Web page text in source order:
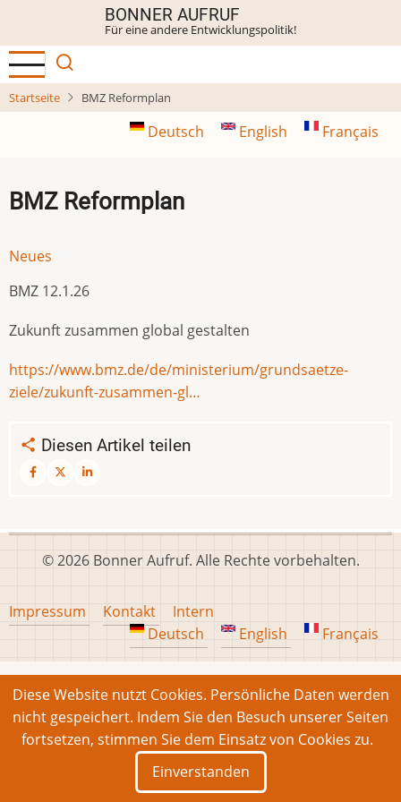
Inhalt
BONNER AUFRUF
Für eine andere Entwicklungspolitik!
Startseite BMZ Reformplan
Deutsch English Français
BMZ Reformplan
Neues
BMZ 12.1.26
Zukunft zusammen global gestalten
https://www.bmz.de/de/ministerium/grundsaetze-
ziele/zukunft-zusammen-gl…
Diesen Artikel teilen
© 2026 Bonner Aufruf. Alle Rechte vorbehalten.
Footer
menu
Impressum Kontakt
Intern
Deutsch
English Français
Diese Website nutzt Cookies. Persönliche Daten werden
nicht gespeichert. Indem Sie den Besuch unserer Seiten
fortsetzen, stimmen Sie dem Einsatz von Cookies zu.
Einverstanden